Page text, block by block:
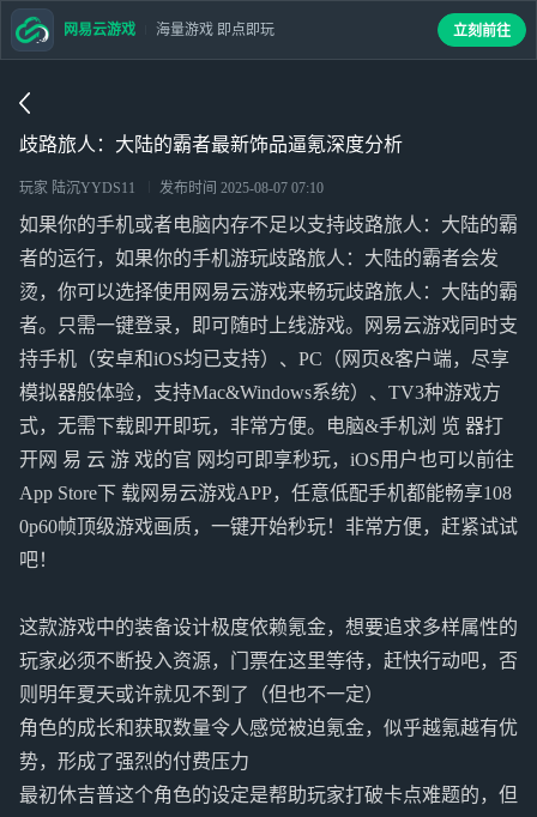
歧路旅人：大陆的霸者最新饰品逼氪深度分析
玩家 陆沉YYDS11 发布时间 2025-08-07 07:10
如果你的手机或者电脑内存不足以支持歧路旅人：大陆的霸
者的运行，如果你的手机游玩歧路旅人：大陆的霸者会发
烫，你可以选择使用网易云游戏来畅玩歧路旅人：大陆的霸
者。只需一键登录，即可随时上线游戏。网易云游戏同时支
持手机（安卓和iOS均已支持）、PC（网页&客户端，尽享
模拟器般体验，支持Mac&Windows系统）、TV3种游戏方
式，无需下载即开即玩，非常方便。电脑&手机浏 览 器打
开网 易 云 游 戏的官 网均可即享秒玩，iOS用户也可以前往
App Store下 载网易云游戏APP，任意低配手机都能畅享108
0p60帧顶级游戏画质，一键开始秒玩！非常方便，赶紧试试
吧！
这款游戏中的装备设计极度依赖氪金，想要追求多样属性的
玩家必须不断投入资源，门票在这里等待，赶快行动吧，否
则明年夏天或许就见不到了（但也不一定）
角色的成长和获取数量令人感觉被迫氪金，似乎越氪越有优
势，形成了强烈的付费压力
最初休吉普这个角色的设定是帮助玩家打破卡点难题的，但
网易云游戏 海量游戏 即点即玩 立刻前往